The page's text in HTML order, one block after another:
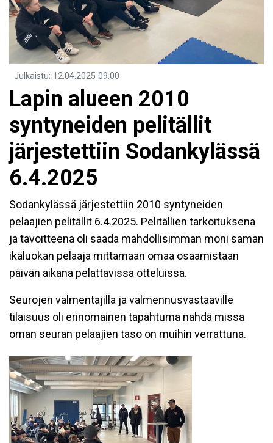
Julkaistu: 12.04.2025 09.00
Lapin alueen 2010
syntyneiden pelitällit
järjestettiin Sodankylässä
6.4.2025
Sodankylässä järjestettiin 2010 syntyneiden
pelaajien pelitällit 6.4.2025. Pelitällien tarkoituksena
ja tavoitteena oli saada mahdollisimman moni saman
ikäluokan pelaaja mittamaan omaa osaamistaan
päivän aikana pelattavissa otteluissa.
Seurojen valmentajilla ja valmennusvastaaville
tilaisuus oli erinomainen tapahtuma nähdä missä
oman seuran pelaajien taso on muihin verrattuna.